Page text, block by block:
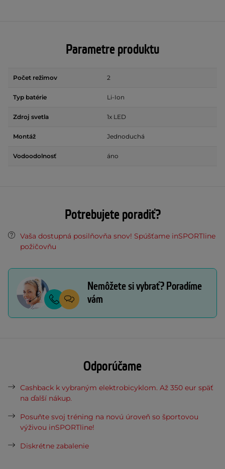
Parametre produktu
Počet režimov 2
Typ batérie Li-Ion
Zdroj svetla 1x LED
Montáž Jednoduchá
Vodoodolnosť áno
Potrebujete poradiť?
Vaša dostupná posilňovňa snov! Spúšťame inSPORTline
požičovňu
Nemôžete si vybrať? Poradíme
vám
Odporúčame
Cashback k vybraným elektrobicyklom. Až 350 eur späť
na ďalší nákup.
Posuňte svoj tréning na novú úroveň so športovou
výživou inSPORTline!
Diskrétne zabalenie